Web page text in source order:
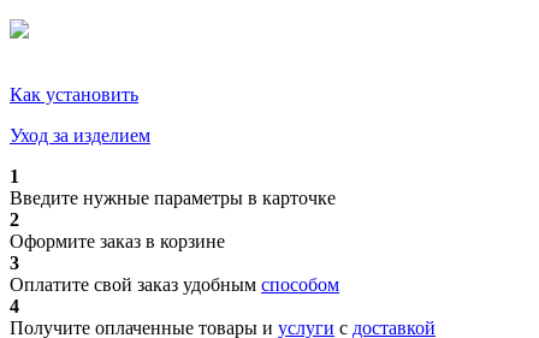
Как установить
Уход за изделием
1
Введите нужные параметры в карточке
2
Оформите заказ в корзине
3
Оплатите свой заказ удобным способом
4
Получите оплаченные товары и услуги с доставкой